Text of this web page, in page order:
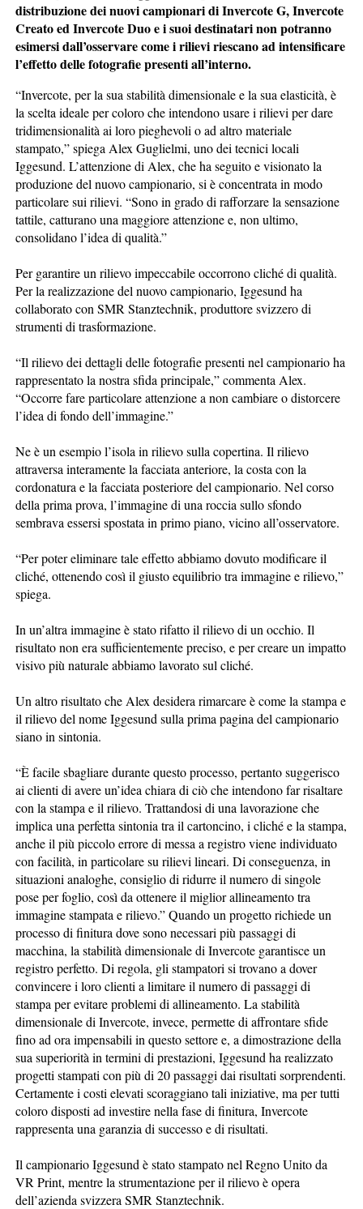
distribuzione dei nuovi campionari di Invercote G, Invercote
Creato ed Invercote Duo e i suoi destinatari non potranno
esimersi dall’osservare come i rilievi riescano ad intensificare
l’effetto delle fotografie presenti all’interno.
“Invercote, per la sua stabilità dimensionale e la sua elasticità, è
la scelta ideale per coloro che intendono usare i rilievi per dare
tridimensionalità ai loro pieghevoli o ad altro materiale
stampato,” spiega Alex Guglielmi, uno dei tecnici locali
Iggesund. L’attenzione di Alex, che ha seguito e visionato la
produzione del nuovo campionario, si è concentrata in modo
particolare sui rilievi. “Sono in grado di rafforzare la sensazione
tattile, catturano una maggiore attenzione e, non ultimo,
consolidano l’idea di qualità.”
Per garantire un rilievo impeccabile occorrono cliché di qualità.
Per la realizzazione del nuovo campionario, Iggesund ha
collaborato con SMR Stanztechnik, produttore svizzero di
strumenti di trasformazione.
“Il rilievo dei dettagli delle fotografie presenti nel campionario ha
rappresentato la nostra sfida principale,” commenta Alex.
“Occorre fare particolare attenzione a non cambiare o distorcere
l’idea di fondo dell’immagine.”
Ne è un esempio l’isola in rilievo sulla copertina. Il rilievo
attraversa interamente la facciata anteriore, la costa con la
cordonatura e la facciata posteriore del campionario. Nel corso
della prima prova, l’immagine di una roccia sullo sfondo
sembrava essersi spostata in primo piano, vicino all’osservatore.
“Per poter eliminare tale effetto abbiamo dovuto modificare il
cliché, ottenendo così il giusto equilibrio tra immagine e rilievo,”
spiega.
In un’altra immagine è stato rifatto il rilievo di un occhio. Il
risultato non era sufficientemente preciso, e per creare un impatto
visivo più naturale abbiamo lavorato sul cliché.
Un altro risultato che Alex desidera rimarcare è come la stampa e
il rilievo del nome Iggesund sulla prima pagina del campionario
siano in sintonia.
“È facile sbagliare durante questo processo, pertanto suggerisco
ai clienti di avere un’idea chiara di ciò che intendono far risaltare
con la stampa e il rilievo. Trattandosi di una lavorazione che
implica una perfetta sintonia tra il cartoncino, i cliché e la stampa,
anche il più piccolo errore di messa a registro viene individuato
con facilità, in particolare su rilievi lineari. Di conseguenza, in
situazioni analoghe, consiglio di ridurre il numero di singole
pose per foglio, così da ottenere il miglior allineamento tra
immagine stampata e rilievo.” Quando un progetto richiede un
processo di finitura dove sono necessari più passaggi di
macchina, la stabilità dimensionale di Invercote garantisce un
registro perfetto. Di regola, gli stampatori si trovano a dover
convincere i loro clienti a limitare il numero di passaggi di
stampa per evitare problemi di allineamento. La stabilità
dimensionale di Invercote, invece, permette di affrontare sfide
fino ad ora impensabili in questo settore e, a dimostrazione della
sua superiorità in termini di prestazioni, Iggesund ha realizzato
progetti stampati con più di 20 passaggi dai risultati sorprendenti.
Certamente i costi elevati scoraggiano tali iniziative, ma per tutti
coloro disposti ad investire nella fase di finitura, Invercote
rappresenta una garanzia di successo e di risultati.
Il campionario Iggesund è stato stampato nel Regno Unito da
VR Print, mentre la strumentazione per il rilievo è opera
dell’azienda svizzera SMR Stanztechnik.